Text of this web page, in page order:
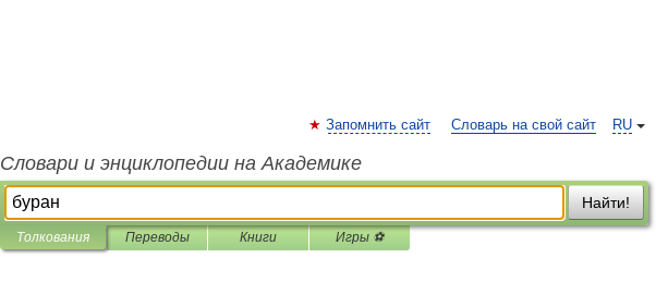
RU
Запомнить сайт Словарь на свой сайт
Словари и энциклопедии на Академике
Найти!
Толкования Переводы Книги Игры ⚽